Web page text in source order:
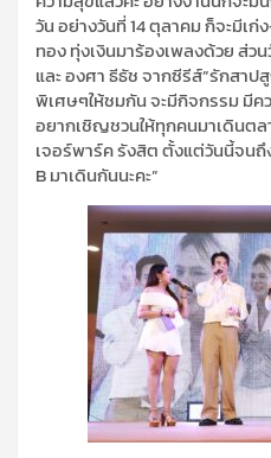
วัน อย่างวันที่ 14 ตุลาคม ก็จะมีเก่
ทอง ทุ่งเงินมาร้องเพลงด้วย ส่ว
และองศาธีธัชจากซีรีส์”รักสาป
พิเศษๆให้ชมกัน จะมีกิจกรรม มีค
อยากเชิญชวนให้ทุกคนมาเดินตล
เจอร์พาร์ค รังสิต ตั้งแต่วันนี้จนถึ
Bมาเดินกันนะคะ”